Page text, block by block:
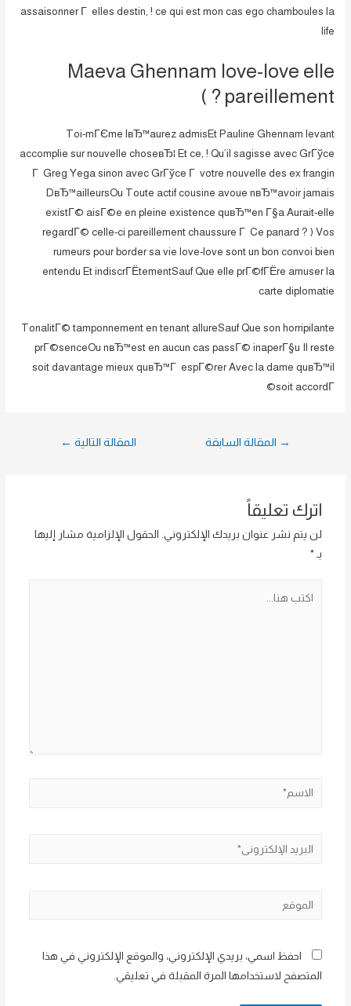
assaisonner Г elles destin, ! ce qui est mon cas ego chamboules la
life
Maeva Ghennam love-love elle
pareillement ? )
Toi-mГЄme lвЂ™aurez admisEt Pauline Ghennam levant
accomplie sur nouvelle choseвЂ¦ Et ce, ! Qu’il sagisse avec GrГўce
Г Greg Yega sinon avec GrГўce Г votre nouvelle des ex frangin
DвЂ™ailleursOu Toute actif cousine avoue nвЂ™avoir jamais
existГ© aisГ©e en pleine existence quвЂ™en Г§a Aurait-elle
regardГ© celle-ci pareillement chaussure Г Ce panard ? ) Vos
rumeurs pour border sa vie love-love sont un bon convoi bien
entendu Et indiscrГЁtementSauf Que elle prГ©fГЁre amuser la
carte diplomatie
TonalitГ© tamponnement en tenant allureSauf Que son horripilante
prГ©senceOu nвЂ™est en aucun cas passГ© inaperГ§u Il reste
soit davantage mieux quвЂ™Г espГ©rer Avec la dame quвЂ™il
soit accordГ©
→ المقالة السابقة المقالة التالية ←
اترك تعليقاً
لن يتم نشر عنوان بريدك الإلكتروني. الحقول الإلزامية مشار إليها
بـ *
الاسم*
البريد
الموقع
احفظ اسمي، بريدي الإلكتروني، والموقع الإلكتروني في هذا
المتصفح لاستخدامها المرة المقبلة في تعليقي.